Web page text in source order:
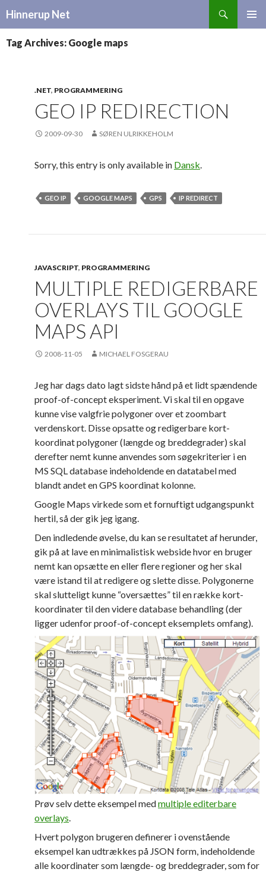
Hinnerup Net
CONTENT
Tag Archives: Google maps
.NET, PROGRAMMERING
GEO IP REDIRECTION
2009-09-30 SØREN ULRIKKEHOLM
Sorry, this entry is only available in Dansk.
GEO IP GOOGLE MAPS GPS IP REDIRECT
JAVASCRIPT, PROGRAMMERING
MULTIPLE REDIGERBARE
OVERLAYS TIL GOOGLE
MAPS API
2008-11-05 MICHAEL FOSGERAU
Jeg har dags dato lagt sidste hånd på et lidt spændende
proof-of-concept eksperiment. Vi skal til en opgave
kunne vise valgfrie polygoner over et zoombart
verdenskort. Disse opsatte og redigerbare kort-
koordinat polygoner (længde og breddegrader) skal
derefter nemt kunne anvendes som søgekriterier i en
MS SQL database indeholdende en datatabel med
blandt andet en GPS koordinat kolonne.
Google Maps virkede som et fornuftigt udgangspunkt
hertil, så der gik jeg igang.
Den indledende øvelse, du kan se resultatet af herunder,
gik på at lave en minimalistisk webside hvor en bruger
nemt kan opsætte en eller flere regioner og her skal
være istand til at redigere og slette disse. Polygonerne
skal slutteligt kunne “oversættes” til en række kort-
koordinater til den videre database behandling (der
ligger udenfor proof-of-concept eksemplets omfang).
Prøv selv dette eksempel medmultiple editerbare
overlays.
Hvert polygon brugeren definerer i ovenstående
eksempel kan udtrækkes på JSON form, indeholdende
alle koordinater som længde- og breddegrader, som for